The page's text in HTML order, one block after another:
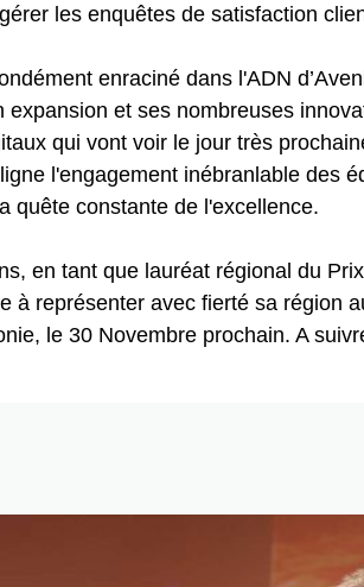
les enquêtes de satisfaction
enraciné dans l'ADN
expansion et ses nombreuses
qui vont voir le jour très
l'engagement inébranlable des
quête constante de l'excellence.
en tant que lauréat régional du
à représenter avec fierté sa région
le 30 Novembre prochain. A